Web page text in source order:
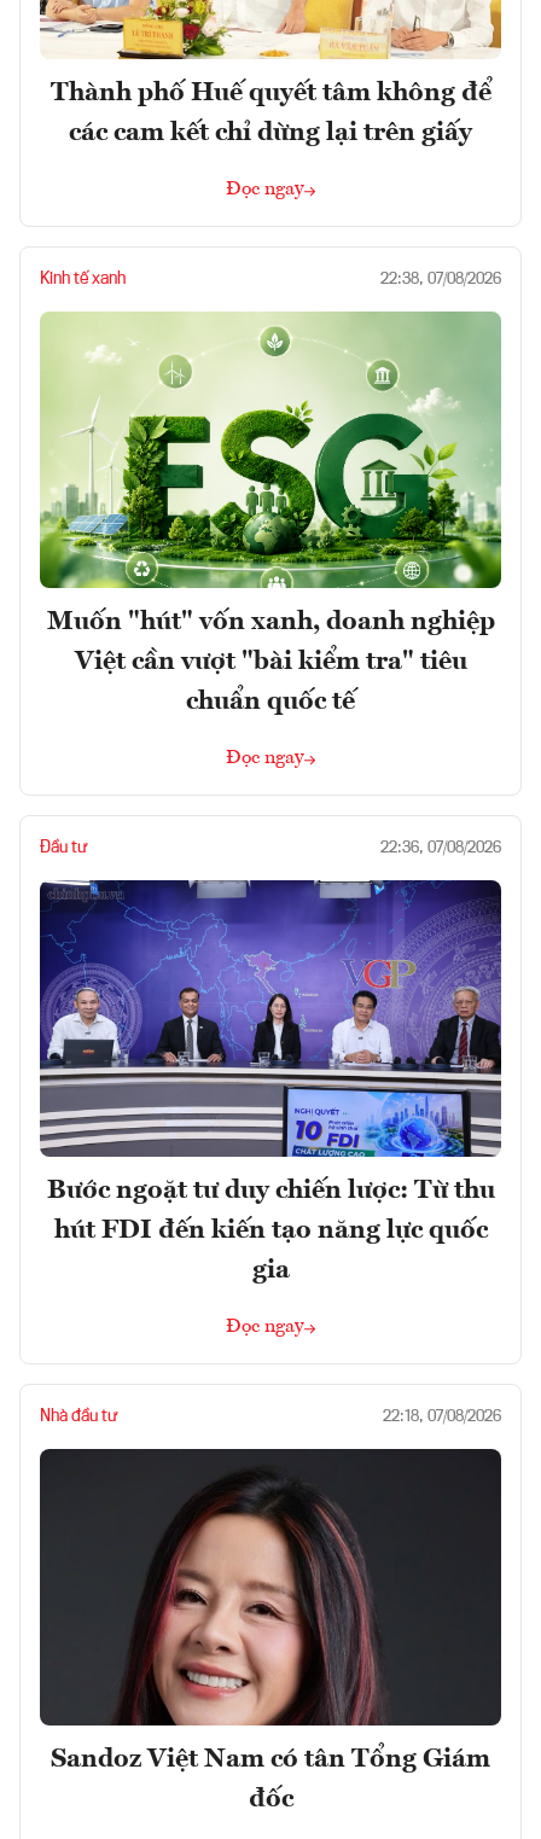
Thành phố Huế quyết tâm không để
các cam kết chỉ dừng lại trên giấy
Đọc ngay
Kinh tế xanh 22:38, 07/08/2026
Muốn "hút" vốn xanh, doanh nghiệp
Việt cần vượt "bài kiểm tra" tiêu
chuẩn quốc tế
Đọc ngay
Đầu tư 22:36, 07/08/2026
Bước ngoặt tư duy chiến lược: Từ thu
hút FDI đến kiến tạo năng lực quốc
gia
Đọc ngay
Nhà đầu tư 22:18, 07/08/2026
Sandoz Việt Nam có tân Tổng Giám
đốc